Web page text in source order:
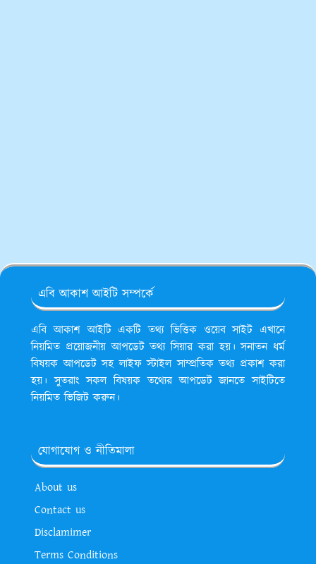
এবি আকাশ আইটি সম্পর্কে
এবি আকাশ আইটি একটি তথ্য ভিত্তিক ওয়েব সাইট এখানে
নিয়মিত প্রয়োজনীয় আপডেট তথ্য সিয়ার করা হয়। সনাতন ধর্ম
বিষয়ক আপডেট সহ লাইফ স্টাইল সাম্প্রতিক তথ্য প্রকাশ করা
হয়। সুতরাং সকল বিষয়ক তথ্যের আপডেট জানতে সাইটিতে
নিয়মিত ভিজিট করুন।
যোগাযোগ ও নীতিমালা
About us
Contact us
Disclamimer
Terms Conditions